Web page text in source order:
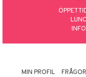
MIN PROFIL